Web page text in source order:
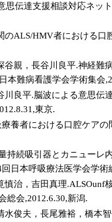
伝達支援相談対応ネッ
ALS/HMV者における口
親，長谷川良平.神経難
本難病看護学会学術集会
良平.脳波による意思伝
東京.
養者における口腔ケア
続吸引器とカニューレ
日本呼吸療法医学会学術
治，吉田真理.ALSOunf
総会,2012.6.30,新潟.
俊夫，長尾雅裕，橋本